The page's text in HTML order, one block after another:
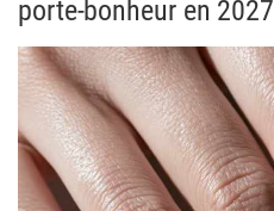
porte-bonheur en 2027